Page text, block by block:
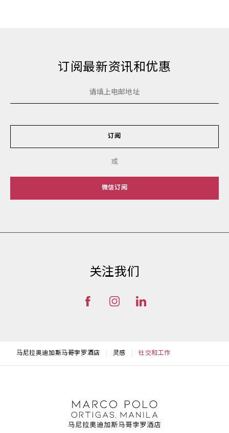
订阅最新资讯和优惠
订阅
或
微信订阅
关注我们
马尼拉奥迪加斯马哥孛罗酒店 灵感 社交和工作